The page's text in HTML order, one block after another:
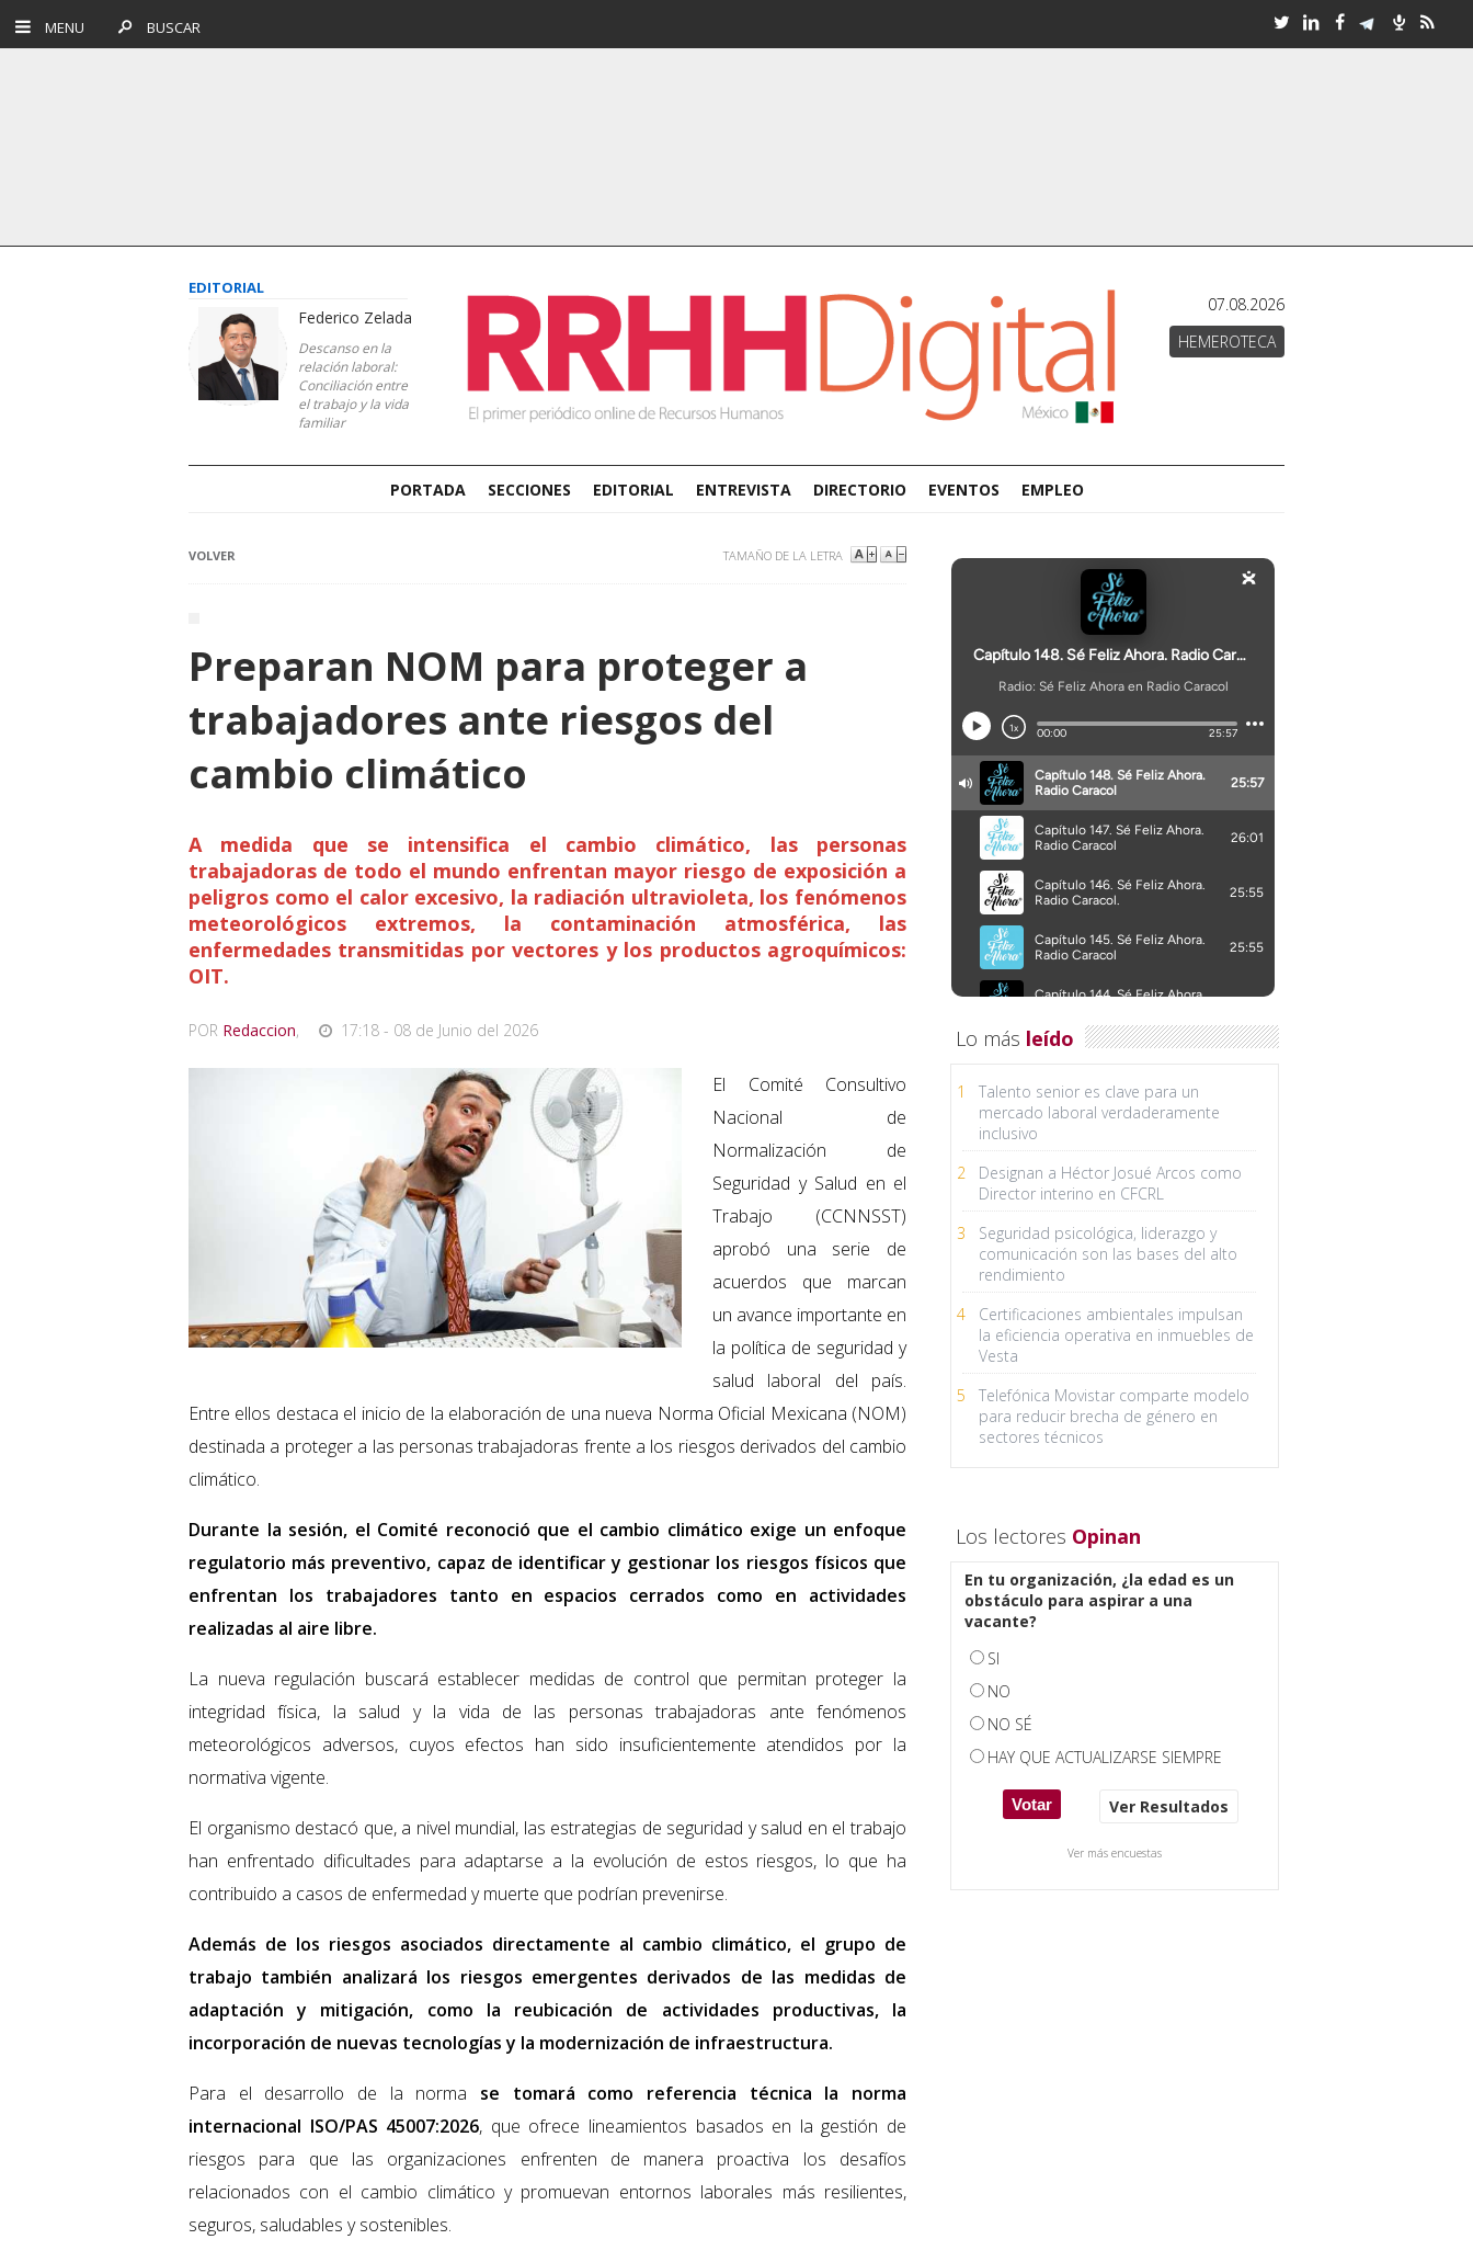
MENU BUSCAR
EDITORIAL
Federico Zelada
Descanso en la
relación laboral:
Conciliación entre
el trabajo y la vida
familiar
07.08.2026
HEMEROTECA
PORTADA SECCIONES EDITORIAL ENTREVISTA DIRECTORIO EVENTOS EMPLEO
VOLVER TAMAÑO DE LA LETRA
Preparan NOM para proteger a
trabajadores ante riesgos del
cambio climático
A medida que se intensifica el cambio climático, las personas
trabajadoras de todo el mundo enfrentan mayor riesgo de exposición a
peligros como el calor excesivo, la radiación ultravioleta, los fenómenos
meteorológicos extremos, la contaminación atmosférica, las
enfermedades transmitidas por vectores y los productos agroquímicos:
OIT.
POR Redaccion, 17:18 - 08 de Junio del 2026
El Comité Consultivo
Nacional de
Normalización de
Seguridad y Salud en el
Trabajo (CCNNSST)
aprobó una serie de
acuerdos que marcan
un avance importante en
la política de seguridad y
salud laboral del país.
Entre ellos destaca el inicio de la elaboración de una nueva Norma Oficial Mexicana (NOM)
destinada a proteger a las personas trabajadoras frente a los riesgos derivados del cambio
climático.
Durante la sesión, el Comité reconoció que el cambio climático exige un enfoque
regulatorio más preventivo, capaz de identificar y gestionar los riesgos físicos que
enfrentan los trabajadores tanto en espacios cerrados como en actividades
realizadas al aire libre.
La nueva regulación buscará establecer medidas de control que permitan proteger la
integridad física, la salud y la vida de las personas trabajadoras ante fenómenos
meteorológicos adversos, cuyos efectos han sido insuficientemente atendidos por la
normativa vigente.
El organismo destacó que, a nivel mundial, las estrategias de seguridad y salud en el trabajo
han enfrentado dificultades para adaptarse a la evolución de estos riesgos, lo que ha
contribuido a casos de enfermedad y muerte que podrían prevenirse.
Además de los riesgos asociados directamente al cambio climático, el grupo de
trabajo también analizará los riesgos emergentes derivados de las medidas de
adaptación y mitigación, como la reubicación de actividades productivas, la
incorporación de nuevas tecnologías y la modernización de infraestructura.
Para el desarrollo de la norma se tomará como referencia técnica la norma
internacional ISO/PAS 45007:2026, que ofrece lineamientos basados en la gestión de
riesgos para que las organizaciones enfrenten de manera proactiva los desafíos
relacionados con el cambio climático y promuevan entornos laborales más resilientes,
seguros, saludables y sostenibles.
Lo más leído
1
Talento senior es clave para un
mercado laboral verdaderamente
inclusivo
2
Designan a Héctor Josué Arcos como
Director interino en CFCRL
3
Seguridad psicológica, liderazgo y
comunicación son las bases del alto
rendimiento
4
Certificaciones ambientales impulsan
la eficiencia operativa en inmuebles de
Vesta
5
Telefónica Movistar comparte modelo
para reducir brecha de género en
sectores técnicos
Los lectores Opinan
En tu organización, ¿la edad es un
obstáculo para aspirar a una
vacante?
SI
NO
NO SÉ
HAY QUE ACTUALIZARSE SIEMPRE
Ver Resultados
Ver más encuestas